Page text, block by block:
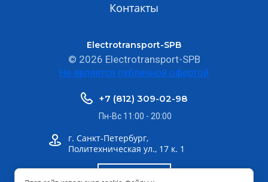
Electrotransport-SPB
© 2026 Electrotransport-SPB
Не является публичной офертой
+7 (812) 309-02-98
Пн-Вс 11:00 - 20:00
г. Санкт-Петербург,
Политехническая ул., 17 к. 1
Контакты